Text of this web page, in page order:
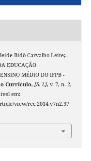
Bidô Carvalho Leite;.
EDUCAÇÃO
MÉDIO DO IFPB -
Currículo, [S. l.], v. 7, n. 2,
em:
view/rec.2014.v7n2.37